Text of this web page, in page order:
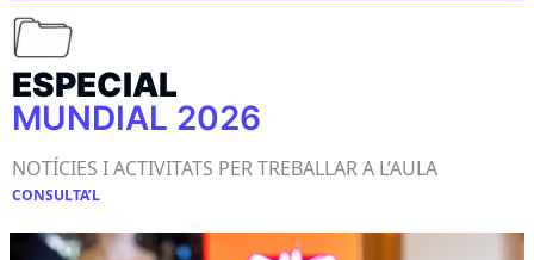
ESPECIAL
MUNDIAL 2026
NOTÍCIES I ACTIVITATS PER TREBALLAR A L’AULA
CONSULTA’L